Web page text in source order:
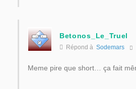
Betonos_Le_Truel
Répond à Sodemars
Meme pire que short… ça fait